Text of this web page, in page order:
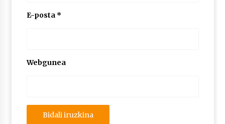
E-posta *
Webgunea